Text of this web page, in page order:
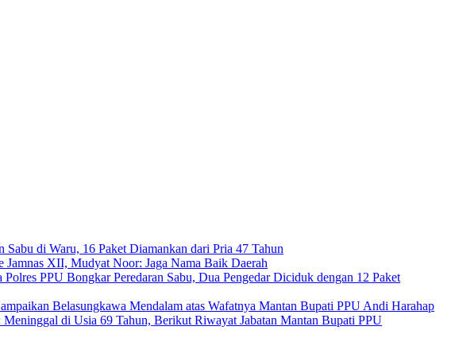
Sabu di Waru, 16 Paket Diamankan dari Pria 47 Tahun
Jamnas XII, Mudyat Noor: Jaga Nama Baik Daerah
Polres PPU Bongkar Peredaran Sabu, Dua Pengedar Diciduk dengan 12 Paket
Belasungkawa Mendalam atas Wafatnya Mantan Bupati PPU Andi Harahap
di Usia 69 Tahun, Berikut Riwayat Jabatan Mantan Bupati PPU